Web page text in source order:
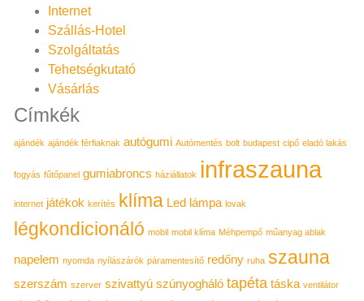
Internet
Szállás-Hotel
Szolgáltatás
Tehetségkutató
Vásárlás
Címkék
ajándék ajándék férfiaknak autógumi Autómentés bolt budapest cipő eladó lakás
fogyás fűtőpanel gumiabroncs háziállatok infraszauna
internet játékok kerítés klíma Led lámpa lovak
légkondicionáló mobil mobil klíma Méhpempő műanyag ablak
napelem nyomda nyílászárók páramentesítő redőny ruha szauna
szerszám szerver szivattyú szúnyogháló tapéta táska ventilátor